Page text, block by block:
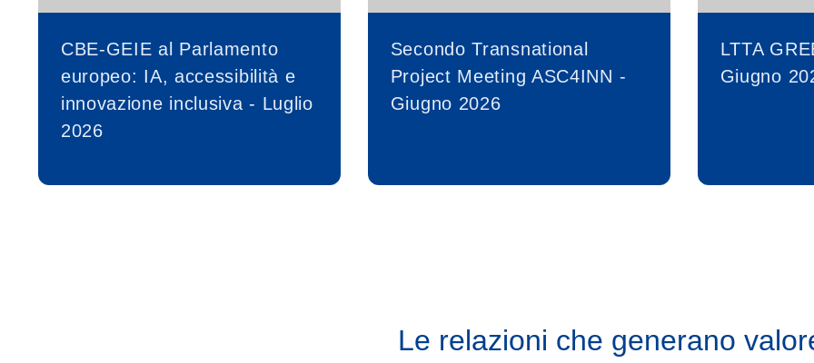
CBE-GEIE al Parlamento
europeo: IA, accessibilità e
innovazione inclusiva - Luglio
2026
Secondo Transnational
Project Meeting ASC4INN -
Giugno 2026
LTTA
Giugno
Le relazioni che generano